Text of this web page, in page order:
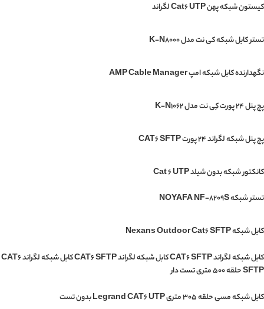
کیستون شبکه پهن Cat6 UTP لگراند
تستر کابل شبکه کی نت مدل K-N8000
نگهدارنده کابل شبکه امپ AMP Cable Manager
پچ پنل 24 پورت کِی نت مدل K-N1062
پچ پنل شبکه لگراند 24 پورت CAT6 SFTP
کانکتور شبکه بدون شیلد Cat 6 UTP
تستر شبکه NOYAFA NF-8209S
کابل شبکه Nexans Outdoor Cat6 SFTP
کابل شبکه لگراند CAT6 SFTP کابل شبکه لگراند CAT6 SFTP کابل شبکه لگراند CAT6
SFTP حلقه 500 متری تست دار
کابل شبکه مسی حلقه 305 متری Legrand CAT6 UTP بدون تست